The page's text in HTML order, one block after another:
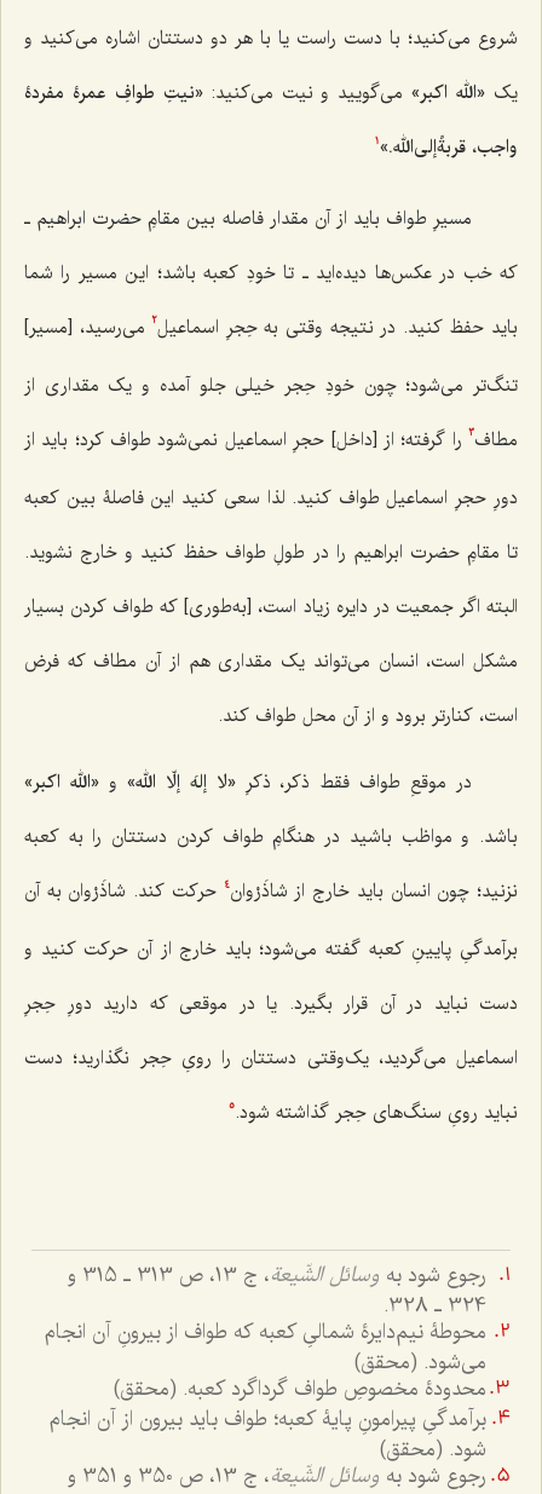
شروع می‌کنید؛ با دست راست یا با هر دو دستتان اشاره می‌کنید و
یک «الله اکبر»می‌گویید و نیت می‌کنید:«نیتِ طوافِ عمرۀ مفردۀ
واجب، قربةً‌إلى‌الله.»1
مسیرِ طواف باید از آن مقدار فاصله بین مقامِ حضرت ابراهیم ـ
که خب در عکس‌ها دیده‌اید ـ تا خودِ کعبه باشد؛ این مسیر را شما
باید حفظ کنید. در نتیجه وقتی به حِجرِ اسماعیل2
می‌رسید، [مسیر]
تنگ‌تر می‌شود؛ چون خودِ حِجر خیلی جلو آمده و یک مقداری از
مطاف3
را گرفته؛ از [داخل] حجرِ اسماعیل نمی‌شود طواف کرد؛ باید از
دورِ حجرِ اسماعیل طواف کنید. لذا سعی کنید این فاصلۀ بین کعبه
تا مقامِ حضرت ابراهیم را در طولِ طواف حفظ کنید و خارج نشوید.
البته اگر جمعیت در دایره زیاد است، [به‌طوری] که طواف کردن بسیار
مشکل است، انسان می‌تواند یک مقداری هم از آن مطاف که فرض
است، کنارتر برود و از آن محل طواف کند.
در موقعِ طواف فقط ذکر، ذکرِ«لا إلهَ إلّا الله» و«الله اکبر»
باشد. و مواظب باشید در هنگامِ طواف کردن دستتان را به کعبه
نزنید؛ چون انسان باید خارج از شاذَرْوان4
حرکت کند. شاذَرْوان به آن
برآمدگیِ پایینِ کعبه گفته می‌شود؛ باید خارج از آن حرکت کنید و
دست نباید در آن قرار بگیرد. یا در موقعی که دارید دورِ حِجرِ
اسماعیل می‌گردید، یک‌وقتی دستتان را رویِ حِجر نگذارید؛ دست
نباید رویِ سنگ‌های حِجر گذاشته شود.5
رجوع شود به وسائل الشّیعة
، ج 13، ص 313 ـ 315 و
324 ـ 328.
محوطۀ نیم‌دایرۀ شمالیِ کعبه که طواف از بیرونِ آن انجام
می‌شود. (محقق)
محدودۀ مخصوصِ طواف گرداگرد کعبه. (محقق)
برآمدگیِ پیرامونِ پایۀ کعبه؛ طواف باید بیرون از آن انجام
شود. (محقق)
رجوع شود به وسائل الشّیعة
، ج 13، ص 350 و 351 و